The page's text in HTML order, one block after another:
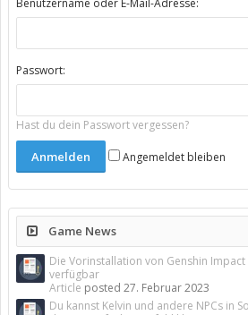
Benutzername oder E-Mail-Adresse:
Passwort:
Hast du dein Passwort vergessen?
Angemeldet bleiben
Game News
Die Vorinstallation von Genshin
verfügbar
Article posted 27. Februar 2023
Du kannst Kelvin und andere NPCs in